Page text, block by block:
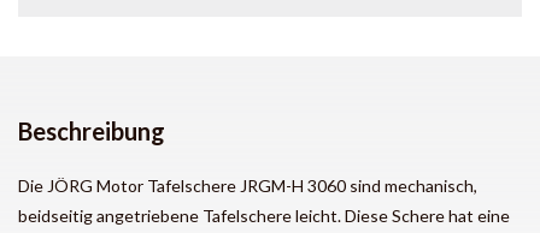
Beschreibung
Die JÖRG Motor Tafelschere JRGM-H 3060 sind mechanisch,
beidseitig angetriebene Tafelschere leicht. Diese Schere hat eine